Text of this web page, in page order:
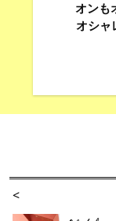
オンも
オシャ